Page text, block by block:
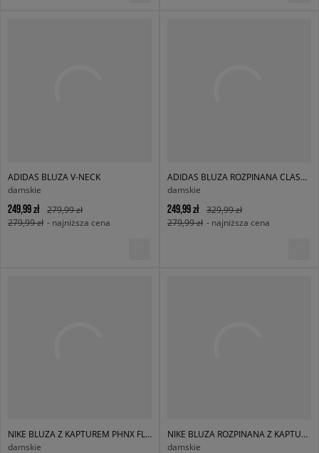
ADIDAS BLUZA V-NECK
damskie
249,99 zł
279,99 zł
279,99 zł - najniższa cena
ADIDAS BLUZA ROZPINANA CLASSIC TT
damskie
249,99 zł
329,99 zł
279,99 zł - najniższa cena
NIKE BLUZA Z KAPTUREM PHNX FLC OOS HOODIE W NSW
damskie
NIKE BLUZA ROZPINANA Z KAPTUREM W NSW PHNX FLC
damskie